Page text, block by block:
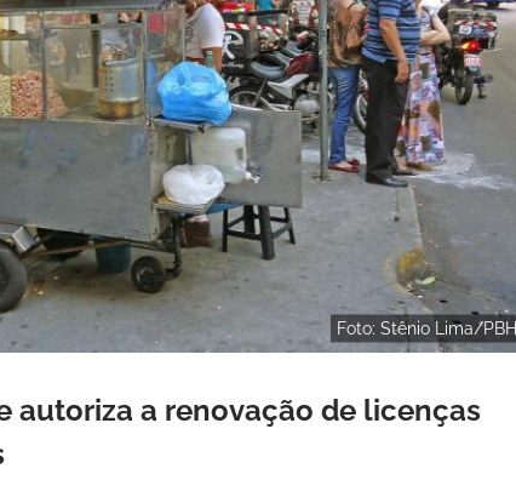
Foto: Stênio Lima/PBH
autoriza a renovação de licenças